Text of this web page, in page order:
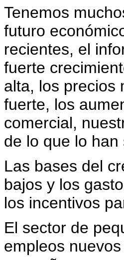
Tenemos
futuro
recientes, el
fuerte
alta, los precios
fuerte, los
comercial,
de lo que lo
Las bases del
bajos y los
los incentivos
El sector de
empleos